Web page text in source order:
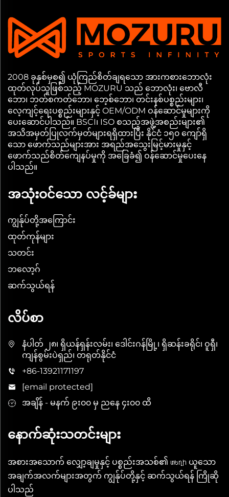
2008 ခုနှစ်မှစ၍ ယုံကြည်စိတ်ချရသော အားကစားဘောလုံး
ထုတ်လုပ်သူဖြစ်သည့် MOZURU သည် ဘောလုံး၊ ဗောလီ
ဘော၊ ဘတ်စကတ်ဘော၊ ဘေ့စ်ဘော၊ တင်းနစ်ပစ္စည်းများ၊
လေ့ကျင့်ရေးပစ္စည်းများနှင့် OEM/ODM ဝန်ဆောင်မှုများကို
ပေးဆောင်ပါသည်။ BSCI၊ ISO စသည့်အဖွဲ့အစည်းများ၏
အသိအမှတ်ပြုလက်မှတ်များရရှိထားပြီး နိုင်ငံ ၁၅၀ ကျော်ရှိ
သော ဖောက်သည်များအား အရည်အသွေးမြင့်မားမှုနှင့်
ဖောက်သည်စိတ်ကျေနပ်မှုကို အခြေခံ၍ ဝန်ဆောင်မှုပေးနေ
ပါသည်။
အသုံးဝင်သော လင့်ခ်များ
ကျွန်ုပ်တို့အကြောင်း
ထုတ်ကုန်များ
သတင်း
ဘလော့ဂ်
ဆက်သွယ်ရန်
လိပ်စာ
နံပါတ် ၂၈၊ ရှိယန်ရှန်းလမ်း၊ ဒေါင်းဂန်မြို့၊ ရှိဆန်းခရိုင်၊ ဝူရှီ၊
ကျန်စွမ်းပဲရှည်၊ တရုတ်နိုင်ငံ
+86-13921171197
[email protected]
အချိန် - မနက် ၉း၀၀ မှ ညနေ ၄း၀၀ ထိ
နောက်ဆုံးသတင်းများ
အစားအသောက် လျှော့ချမှုနှင့် ပစ္စည်းအသစ်၏ տեղի ယူသော
အချက်အလက်များအတွက် ကျွန်ုပ်တို့နှင့် ဆက်သွယ်ရန် ကြိုဆို
ပါသည်